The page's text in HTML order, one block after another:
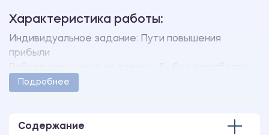
Характеристика работы:
Индивидуальное задание: Пути повышения
прибыли
Уникальность свыше 70%.
Количество страниц -39.
Подробнее
Содержание